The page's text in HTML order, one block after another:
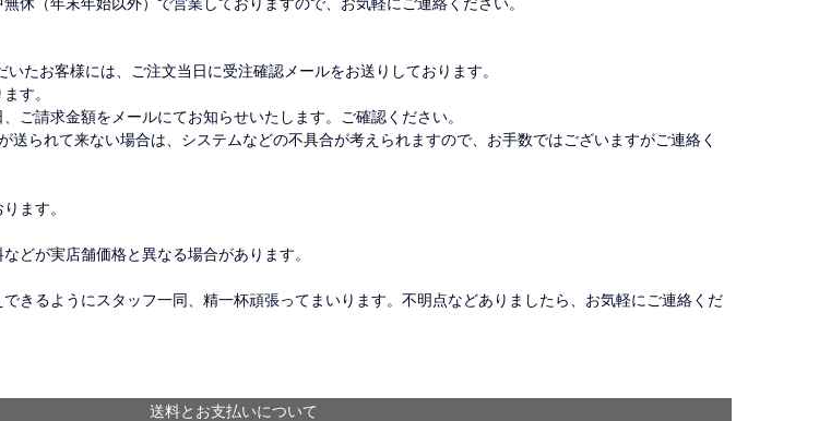
たお客様には、ご注文当日に受注確認メールをお送りしております。
す。
ご請求金額をメールにてお知らせいたします。ご確認ください。
送られて来ない場合は、システムなどの不具合が考えられますので、お手数ではございますがご連絡く
ます。
どが実店舗価格と異なる場合があります。
きるようにスタッフ一同、精一杯頑張ってまいります。不明点などありましたら、お気軽にご連絡くだ
送料とお支払いについて